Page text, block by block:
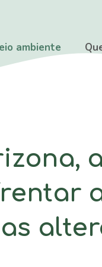
ambiente